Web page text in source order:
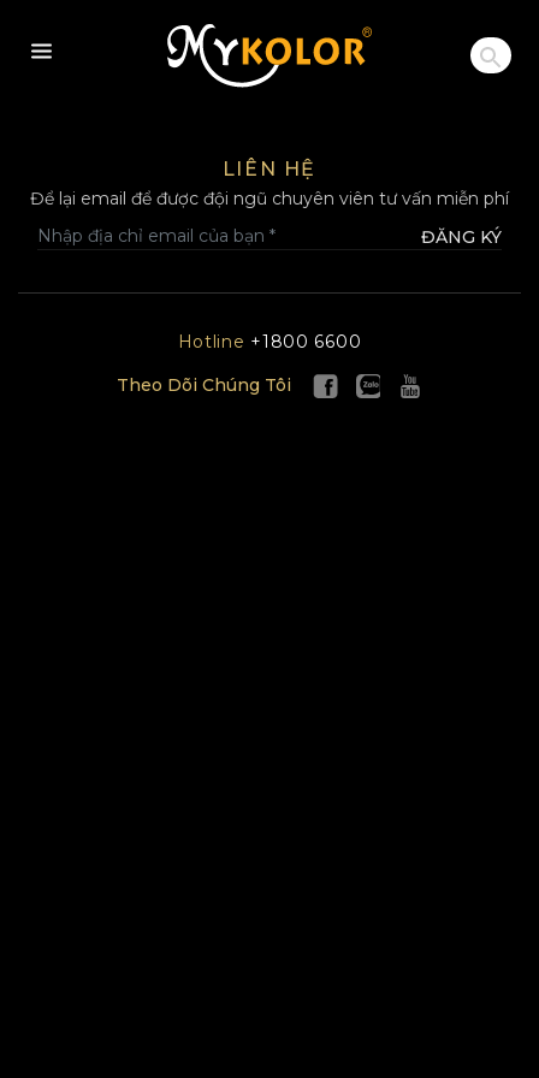
MYKOLOR
LIÊN HỆ
Để lại email để được đội ngũ chuyên viên tư vấn miễn phí
ĐĂNG KÝ
Hotline +1800 6600
Theo Dõi Chúng Tôi